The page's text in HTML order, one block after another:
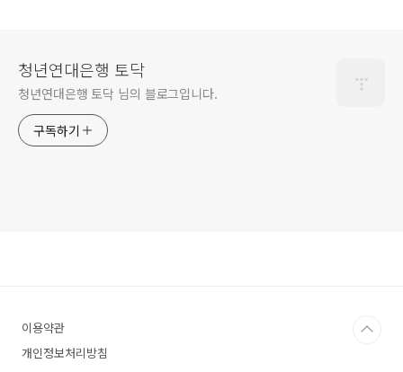
청년연대은행 토닥
청년연대은행 토닥 님의 블로그입니다.
구독하기
이용약관
개인정보처리방침